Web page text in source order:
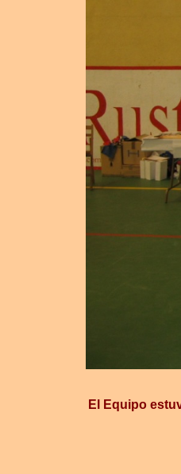
El Equipo